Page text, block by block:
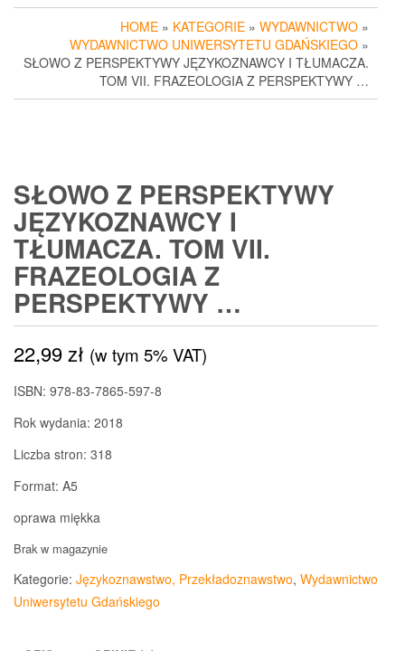
HOME » KATEGORIE » WYDAWNICTWO »
WYDAWNICTWO UNIWERSYTETU GDAŃSKIEGO »
SŁOWO Z PERSPEKTYWY JĘZYKOZNAWCY I TŁUMACZA.
TOM VII. FRAZEOLOGIA Z PERSPEKTYWY …
SŁOWO Z PERSPEKTYWY
JĘZYKOZNAWCY I
TŁUMACZA. TOM VII.
FRAZEOLOGIA Z
PERSPEKTYWY …
22,99zł (w tym 5% VAT)
ISBN: 978-83-7865-597-8
Rok wydania: 2018
Liczba stron: 318
Format: A5
oprawa miękka
Brak w magazynie
Kategorie: Językoznawstwo, Przekładoznawstwo, Wydawnictwo
Uniwersytetu Gdańskiego